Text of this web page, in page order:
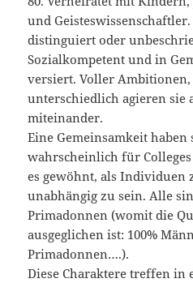
und
distinguiert oder
Sozialkompetent und in
versiert. Voller
unterschiedlich agieren sie
miteinander.
Eine Gemeinsamkeit haben
wahrscheinlich für
es gewöhnt, als
unabhängig zu sein. Alle
Primadonnen (womit die
ausgeglichen ist: 100%
Primadonnen….).
Diese Charaktere treffen in